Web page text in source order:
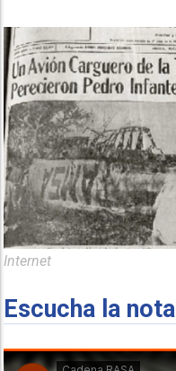
Internet
Escucha la nota